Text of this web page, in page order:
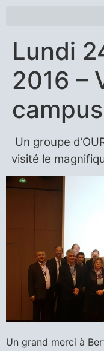
Lundi
2016 –
Un groupe
visité le
Un grand merci à